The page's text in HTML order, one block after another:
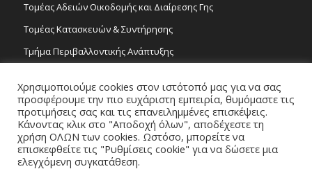
Τομέας Αδειών Οικοδομής και Διαίρεσης Γης
Τομέας Κατασκευών & Συντήρησης
Τμήμα Περιβαλλοντικής Ανάπτυξης
Τομέας Γραμμάτων και Τεχνών
Τροχονομία
Χρησιμοποιούμε cookies στον ιστότοπό μας για να σας
προσφέρουμε την πιο ευχάριστη εμπειρία, θυμόμαστε τις
προτιμήσεις σας και τις επανειλημμένες επισκέψεις.
Κάνοντας κλικ στο "Αποδοχή όλων", αποδέχεστε τη
χρήση ΟΛΩΝ των cookies. Ωστόσο, μπορείτε να
επισκεφθείτε τις "Ρυθμίσεις cookie" για να δώσετε μια
ελεγχόμενη συγκατάθεση.